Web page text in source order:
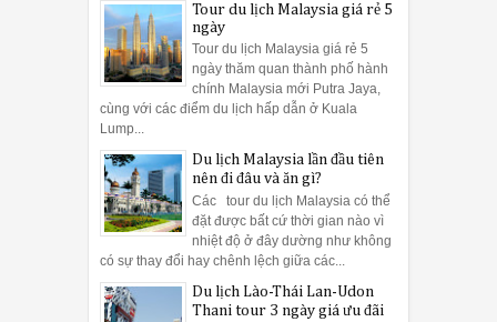
Tour du lịch Malaysia giá rẻ 5
ngày
Tour du lịch Malaysia giá rẻ 5
ngày thăm quan thành phố hành
chính Malaysia mới Putra Jaya,
cùng với các điểm du lịch hấp dẫn ở Kuala
Lump...
Du lịch Malaysia lần đầu tiên
nên đi đâu và ăn gì?
Các tour du lịch Malaysia có thể
đặt được bất cứ thời gian nào vì
nhiệt độ ở đây dường như không
có sự thay đổi hay chênh lệch giữa các...
Du lịch Lào-Thái Lan-Udon
Thani tour 3 ngày giá ưu đãi